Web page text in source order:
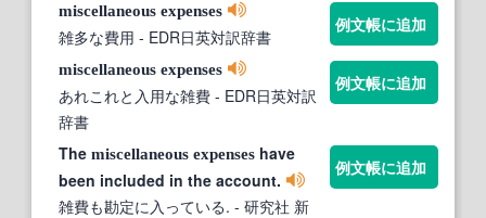
miscellaneous expenses
雑多な費用 - EDR日英対訳辞書
例文帳に追加
miscellaneous expenses
あれこれと入用な雑費 - EDR日英対訳
辞書
例文帳に追加
The miscellaneous expenses have
been included in the account.
雑費も勘定に入っている. - 研究社 新
例文帳に追加